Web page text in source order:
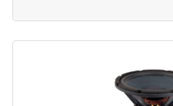
Machine À
Machines &
Machines À